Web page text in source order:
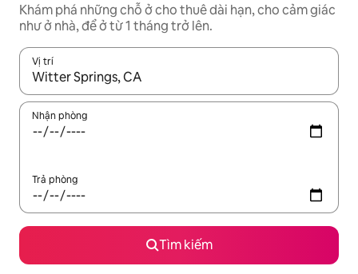
Khám phá những chỗ ở cho thuê dài hạn, cho cảm giác
như ở nhà, để ở từ 1 tháng trở lên.
Vị trí
Khi có kết quả, hãy điều hướng bằng phím mũi tên lên và
Nhận phòng
Trả phòng
Tìm kiếm